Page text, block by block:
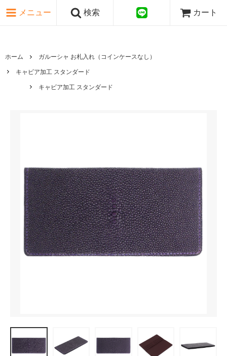
メニュー 検索 カート
ホーム ガルーシャ お札入れ（コインケースなし）
キャビア加工 スタンダード
キャビア加工 スタンダード
ピンク・レッド系
ゴールド・シルバー系
国旗シリーズ
日本伝文様シリーズ